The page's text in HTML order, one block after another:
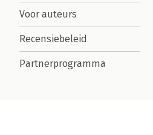
Voor auteurs
Recensiebeleid
Partnerprogramma